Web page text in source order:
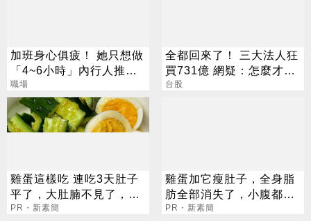
加班身心俱疲！ 她只想做
「4~6小時」內行人推這
行：月收10萬
職場
全都回來了！ 三大法人狂
買731億 網疑：怎麼才漲
這樣
台股
雞蛋這樣吃 連吃3天肚子
平了，大肚腩不見了，脂
肪沒了！
PR・新素簡
雞蛋加它瘦肚子，全身脂
肪全部消失了，小腹都平
坦了
PR・新素簡